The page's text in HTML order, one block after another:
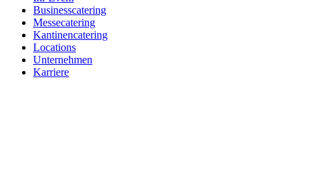
Businesscatering
Messecatering
Kantinencatering
Locations
Unternehmen
Karriere